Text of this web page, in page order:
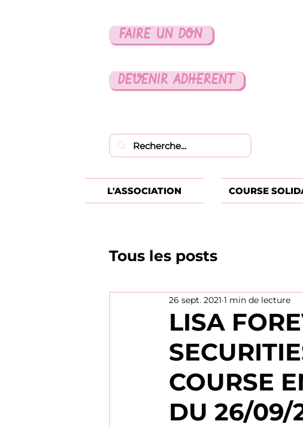
FAIRE UN DON
DEVENIR ADHERENT
Tous les posts
LISA
COURSE
DU 26/09/
26 sept. 2021 1 min de lecture
L'ASSOCIATION COURSE